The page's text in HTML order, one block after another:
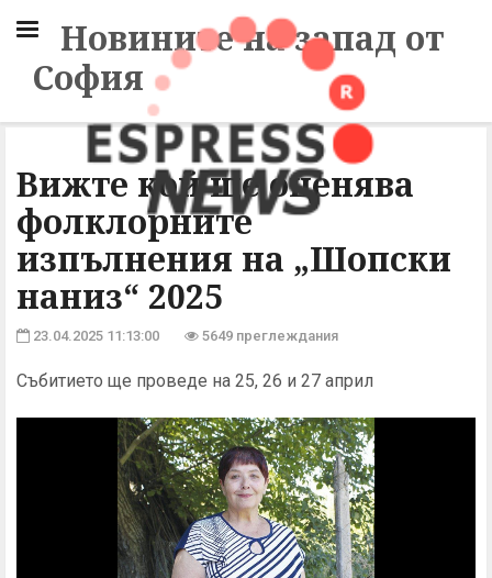
Новините на запад от
София
Вижте кой ще оценява
фолклорните
изпълнения на „Шопски
наниз“ 2025
23.04.2025 11:13:00 5649 преглеждания
Събитието ще проведе на 25, 26 и 27 април